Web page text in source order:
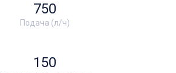
Подача (л/ч)
750
150